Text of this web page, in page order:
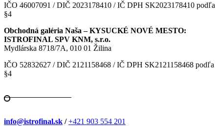
IČO 46007091 / DIČ 2023178410 / IČ DPH SK2023178410 podľa
§4
Obchodná galéria Naša – KYSUCKÉ NOVÉ MESTO:
ISTROFINAL SPV KNM, s.r.o.
Mydlárska 8718/7A, 010 01 Žilina
IČO 52832627 / DIČ 2121158468 / IČ DPH SK2121158468 podľa
§4
info@istrofinal.sk / +421 903 554 201